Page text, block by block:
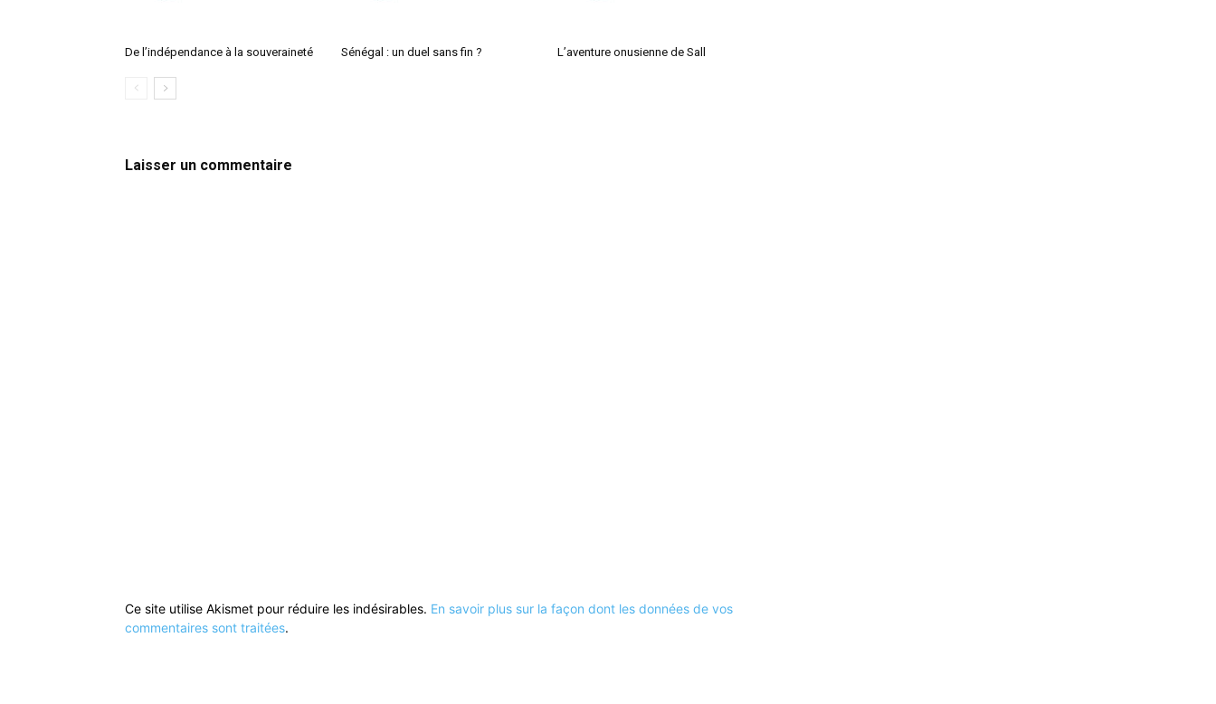
De l’indépendance à la souveraineté Sénégal : un duel sans fin ? L’aventure onusienne de Sall
Laisser un commentaire
Ce site utilise Akismet pour réduire les indésirables. En savoir plus sur la façon dont les données de vos
commentaires sont traitées.